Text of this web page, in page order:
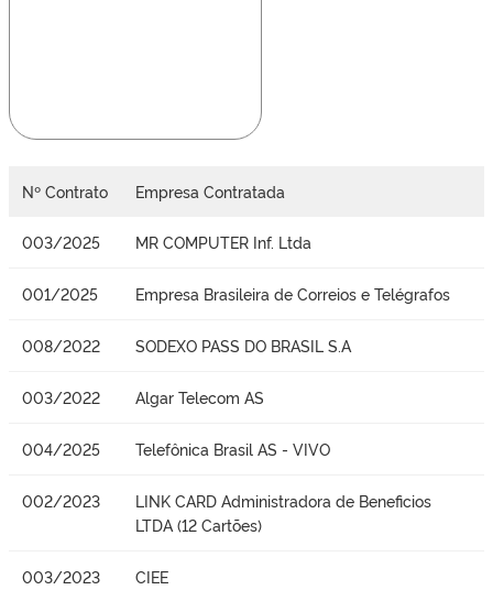
Nº Contrato Empresa Contratada
003/2025 MR COMPUTER Inf. Ltda
001/2025 Empresa Brasileira de Correios e Telégrafos
008/2022 SODEXO PASS DO BRASIL S.A
003/2022 Algar Telecom AS
004/2025 Telefônica Brasil AS - VIVO
002/2023
LINK CARD Administradora de Beneficios
LTDA (12 Cartões)
003/2023 CIEE